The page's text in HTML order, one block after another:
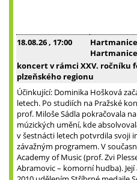
18.08.26 , 17:00
Hartmanice
koncert v rámci XXV. ročníku
plzeňského regionu
Účinkující: Dominika Hošková
letech. Po studiích na Pražské
prof. Miloše Sádla pokračovala
múzických umění, kde
v šestnácti letech potvrdila svoji
závažným programem. V
Academy of Music (prof. Zvi
Abramovic – komorní hudba).